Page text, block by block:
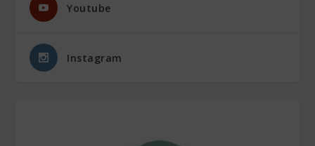
Youtube
Instagram